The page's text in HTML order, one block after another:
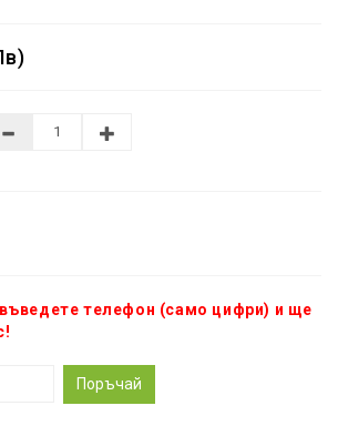
телефон (само цифри) и ще
Поръчай